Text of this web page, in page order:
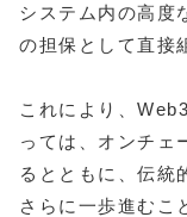
システム内の高度
の担保として直接
これにより、
っては、オンチェ
るとともに、伝統
さらに一歩進むこ